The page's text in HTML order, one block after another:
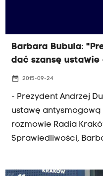
Barbara Bubula:
dać szansę
date_range 2015-09-24
- Prezydent Andrzej
ustawę antysmogową
rozmowie Radia
Sprawiedliwości,